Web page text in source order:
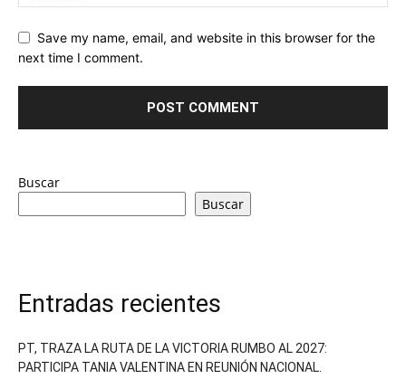
Save my name, email, and website in this browser for the
next time I comment.
Buscar
Buscar
Entradas recientes
PT, TRAZA LA RUTA DE LA VICTORIA RUMBO AL 2027:
PARTICIPA TANIA VALENTINA EN REUNIÓN NACIONAL.